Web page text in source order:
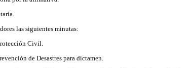
las siguientes minutas:
Civil.
de Desastres para dictamen.